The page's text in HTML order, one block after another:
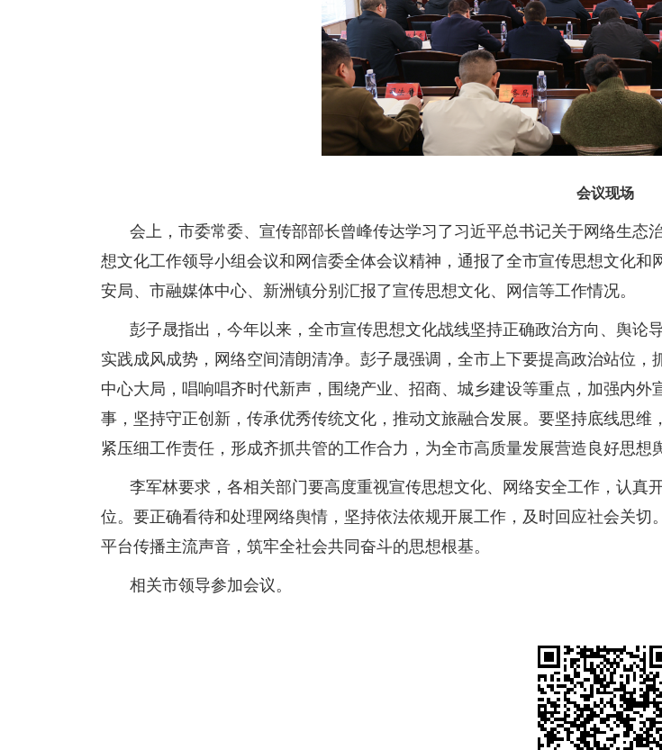
会议现场
会上，市委常委、宣传部部长曾峰传达学习了习近平总书记关于网络生
想文化工作领导小组会议和网信委全体会议精神，通报了全市宣传思想文化
安局、市融媒体中心、新洲镇分别汇报了宣传思想文化、网信等工作情况。
彭子晟指出，今年以来，全市宣传思想文化战线坚持正确政治方向、舆论
实践成风成势，网络空间清朗清净。彭子晟强调，全市上下要提高政治站位
中心大局，唱响唱齐时代新声，围绕产业、招商、城乡建设等重点，加强内
事，坚持守正创新，传承优秀传统文化，推动文旅融合发展。要坚持底线思
紧压细工作责任，形成齐抓共管的工作合力，为全市高质量发展营造良好思想
李军林要求，各相关部门要高度重视宣传思想文化、网络安全工作，认真
位。要正确看待和处理网络舆情，坚持依法依规开展工作，及时回应社会关
平台传播主流声音，筑牢全社会共同奋斗的思想根基。
相关市领导参加会议。